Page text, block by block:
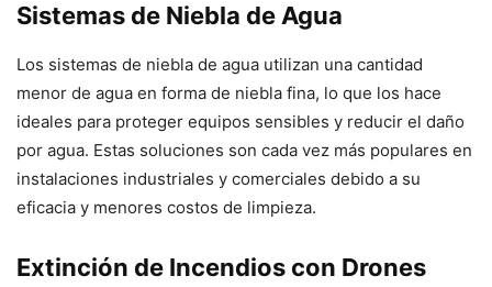
Sistemas de Niebla de Agua
Los sistemas de niebla de agua utilizan una cantidad
menor de agua en forma de niebla fina, lo que los hace
ideales para proteger equipos sensibles y reducir el daño
por agua. Estas soluciones son cada vez más populares en
instalaciones industriales y comerciales debido a su
eficacia y menores costos de limpieza.
Extinción de Incendios con Drones